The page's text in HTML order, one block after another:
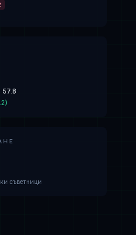
57.8
)
съветници